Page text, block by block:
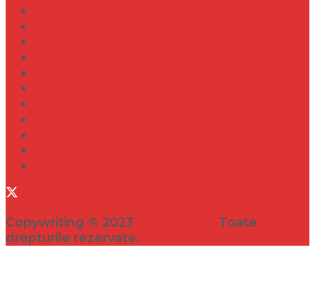
Copywriting © 2023
Toate
drepturile rezervate.